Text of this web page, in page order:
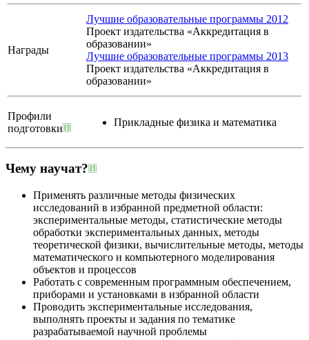
Награды
Лучшие образовательные программы 2012
Проект издательства «Аккредитация в
образовании»
Лучшие образовательные программы 2013
Проект издательства «Аккредитация в
образовании»
Профили
подготовки
Прикладные физика и математика
Чему научат?
Применять различные методы физических
исследований в избранной предметной области:
экспериментальные методы, статистические методы
обработки экспериментальных данных, методы
теоретической физики, вычислительные методы, методы
математического и компьютерного моделирования
объектов и процессов
Работать с современным программным обеспечением,
приборами и установками в избранной области
Проводить экспериментальные исследования,
выполнять проекты и задания по тематике
разрабатываемой научной проблемы